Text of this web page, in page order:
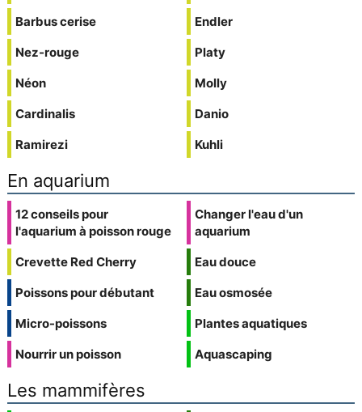
Barbus cerise
Nez-rouge
Néon
Cardinalis
Ramirezi
Endler
Platy
Molly
Danio
Kuhli
En aquarium
12 conseils pour
l'aquarium à poisson rouge
Crevette Red Cherry
Poissons pour débutant
Micro-poissons
Nourrir un poisson
Changer l'eau d'un
aquarium
Eau douce
Eau osmosée
Plantes aquatiques
Aquascaping
Les mammifères